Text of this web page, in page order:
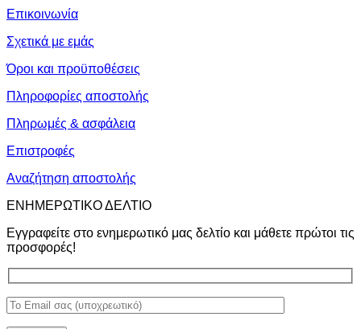
Επικοινωνία
Σχετικά με εμάς
Όροι και προϋποθέσεις
Πληροφορίες αποστολής
Πληρωμές & ασφάλεια
Επιστροφές
Αναζήτηση αποστολής
ΕΝΗΜΕΡΩΤΙΚΟ ΔΕΛΤΙΟ
Εγγραφείτε στο ενημερωτικό μας δελτίο και μάθετε πρώτοι τις
προσφορές!